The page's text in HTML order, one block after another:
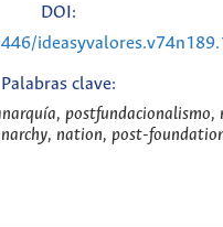
DOI:
Palabras clave:
postfundacionalismo,
nation, post-